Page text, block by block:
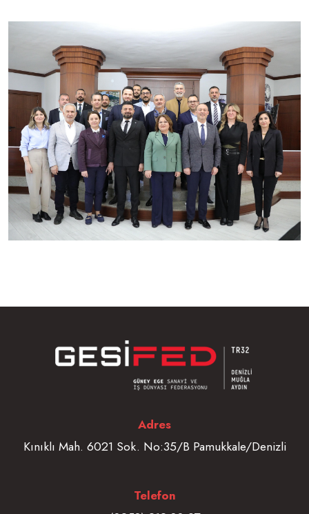
Adres
Kınıklı Mah. 6021 Sok. No:35/B Pamukkale/Denizli
Telefon